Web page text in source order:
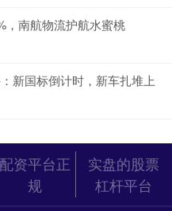
，南航物流护航水蜜桃
新国标倒计时，新车扎堆上
配资平台正
规
实盘的股票
杠杆平台